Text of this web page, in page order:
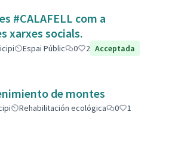
#CALAFELL com a
xarxes socials.
Espai Públic 0 2 Acceptada
de montes
Rehabilitación ecológica 0
1